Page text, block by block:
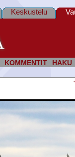
KOMMENTIT HAKU
Keskustelu